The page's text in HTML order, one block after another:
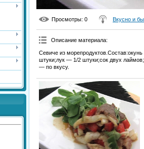
Просмотры: 0 Вкусно и
Описание материала:
Севиче из
штуки;лук — 1/2 штуки;сок двух
— по вкусу.